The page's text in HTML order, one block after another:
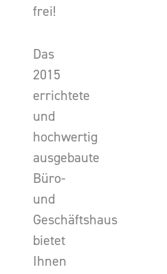
frei!
Das
2015
errichtete
und
hochwertig
ausgebaute
Büro-
und
Geschäftshaus
bietet
Ihnen